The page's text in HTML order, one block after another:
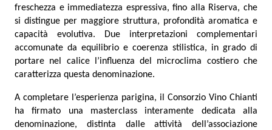
freschezza e immediatezza espressiva, fino alla Riserva, che
si distingue per maggiore struttura, profondità aromatica e
capacità evolutiva. Due interpretazioni complementari
accomunate da equilibrio e coerenza stilistica, in grado di
portare nel calice l’influenza del microclima costiero che
caratterizza questa denominazione.
A completare l’esperienza parigina, il Consorzio Vino Chianti
ha firmato una masterclass interamente dedicata alla
denominazione, distinta dalle attività dell’associazione